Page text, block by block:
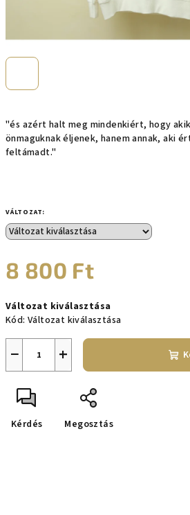
"és azért halt meg mindenkiért, hogy
önmaguknak éljenek, hanem annak, aki
feltámadt."
VÁLTOZAT:
8 800 Ft
Változat kiválasztása
Kód: Változat kiválasztása
+
−
Kérdés Megosztás